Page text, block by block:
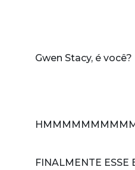
Gwen Stacy, é você?
FINALMENTE ESSE